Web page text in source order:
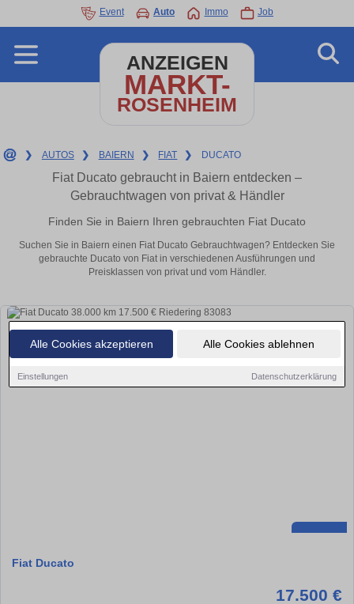
Alle Cookies akzeptieren Alle Cookies ablehnen
Einstellungen Datenschutzerklärung
Event Auto Immo Job
ANZEIGEN
MARKT-
ROSENHEIM
❯ AUTOS ❯ BAIERN ❯ FIAT ❯ DUCATO
Fiat Ducato gebraucht in Baiern entdecken –
Gebrauchtwagen von privat & Händler
Finden Sie in Baiern Ihren gebrauchten Fiat Ducato
Suchen Sie in Baiern einen Fiat Ducato Gebrauchtwagen? Entdecken Sie
gebrauchte Ducato von Fiat in verschiedenen Ausführungen und
Preisklassen von privat und vom Händler.
Fiat Ducato
17.500 €